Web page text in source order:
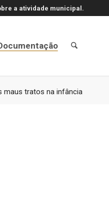
a atividade municipal.
maus tratos na infância